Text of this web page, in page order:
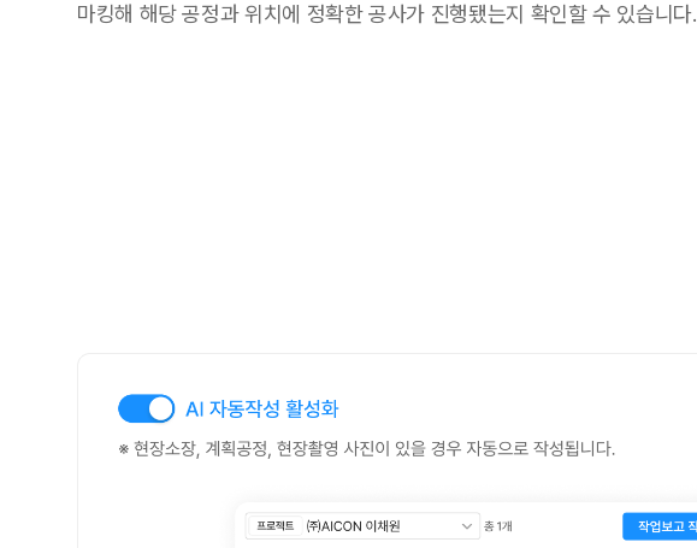
마킹해 해당 공정과 위치에 정확한 공사가 진행됐는지 확인할 수 있습니다.